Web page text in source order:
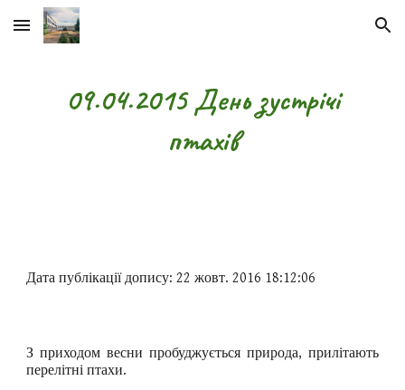
Skip to main content Skip to navigation
09.04.2015 День зустрічі
птахів
Дата публікації допису: 22 жовт. 2016 18:12:06
З приходом весни пробуджується природа, прилітають
перелітні птахи.